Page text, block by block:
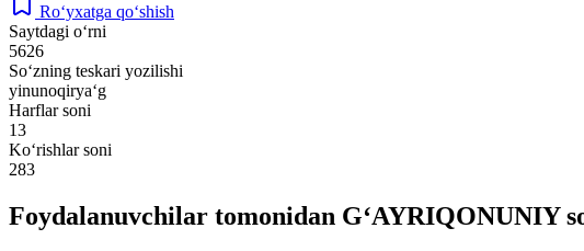
Ro‘yxatga qo‘shish
Saytdagi o‘rni
5626
So‘zning teskari yozilishi
yinunoqirya‘g
Harflar soni
13
Ko‘rishlar soni
283
Foydalanuvchilar tomonidan G‘AYRIQONUNIY